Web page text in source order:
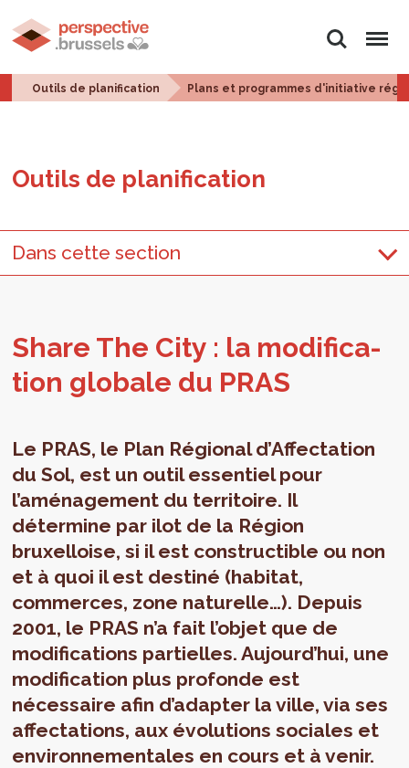
Rechercher
Menu
Outils de planification Plans et programmes d'initiative
Outils de pla­ni­fi­ca­tion
Dans cette section
Share The City : la modi­fi­ca­
tion glo­bale du PRAS
Le PRAS, le Plan Régional d’Affectation
du Sol, est un outil essentiel pour
l’aménagement du territoire. Il
détermine par ilot de la Région
bruxelloise, si il est constructible ou non
et à quoi il est destiné (habitat,
commerces, zone naturelle…). Depuis
2001, le PRAS n’a fait l’objet que de
modifications partielles. Aujourd’hui, une
modification plus profonde est
nécessaire afin d’adapter la ville, via ses
affectations, aux évolutions sociales et
environnementales en cours et à venir.